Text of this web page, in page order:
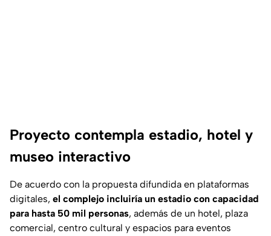
Proyecto contempla estadio, hotel y
museo interactivo
De acuerdo con la propuesta difundida en plataformas
digitales, el complejo incluiría un estadio con capacidad
para hasta 50 mil personas, además de un hotel, plaza
comercial, centro cultural y espacios para eventos